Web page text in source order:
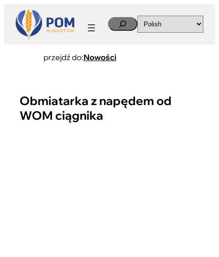
Search
przejdź do:Nowości
Obmiatarka z napędem od
WOM ciągnika